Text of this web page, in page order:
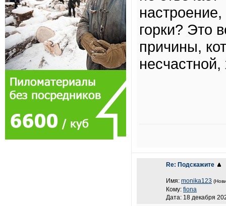
горки? Это
причины,
несчастной,
Re: Подскажите
Имя: monika123
Кому: fiona
Дата: 18 декабря